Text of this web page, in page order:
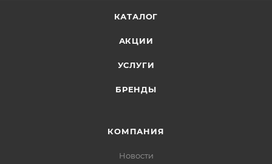
КАТАЛОГ
АКЦИИ
УСЛУГИ
БРЕНДЫ
КОМПАНИЯ
Новости